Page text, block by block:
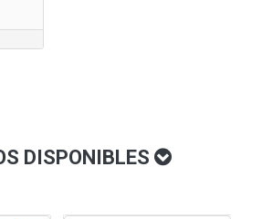
DISPONIBLES